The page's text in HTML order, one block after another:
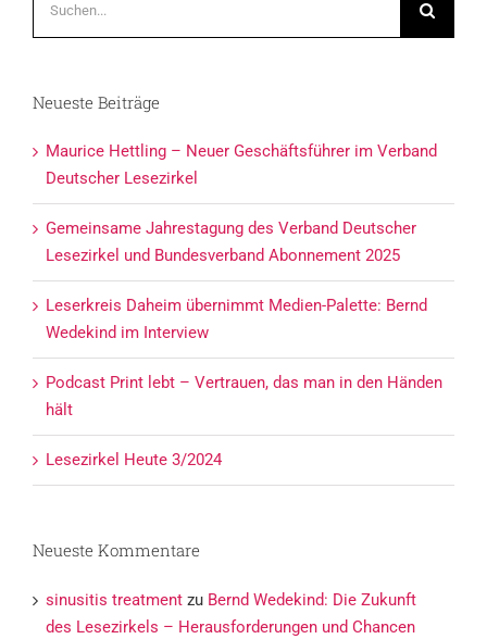
Neueste Beiträge
Maurice Hettling – Neuer Geschäftsführer im Verband
Deutscher Lesezirkel
Gemeinsame Jahrestagung des Verband Deutscher
Lesezirkel und Bundesverband Abonnement 2025
Leserkreis Daheim übernimmt Medien-Palette: Bernd
Wedekind im Interview
Podcast Print lebt – Vertrauen, das man in den Händen
hält
Lesezirkel Heute 3/2024
Neueste Kommentare
sinusitis treatment zu Bernd Wedekind: Die Zukunft
des Lesezirkels – Herausforderungen und Chancen